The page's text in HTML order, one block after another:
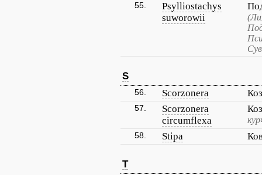
55.
Psylliostachys
suworowii
S
56. Scorzonera
57.
Scorzonera
circumflexa
58. Stipa
T